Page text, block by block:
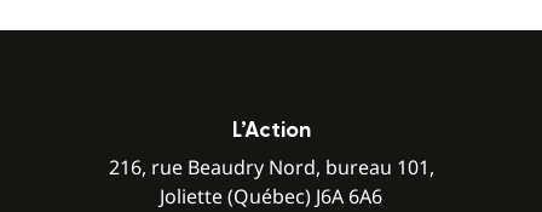
L’Action
216, rue Beaudry Nord, bureau 101,
Joliette (Québec) J6A 6A6